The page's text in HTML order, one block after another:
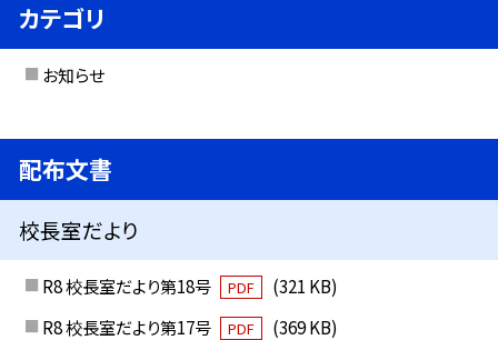
カテゴリ
お知らせ
配布文書
校長室だより
R8 校長室だより第18号 PDF
(321 KB)
R8 校長室だより第17号
PDF
(369 KB)